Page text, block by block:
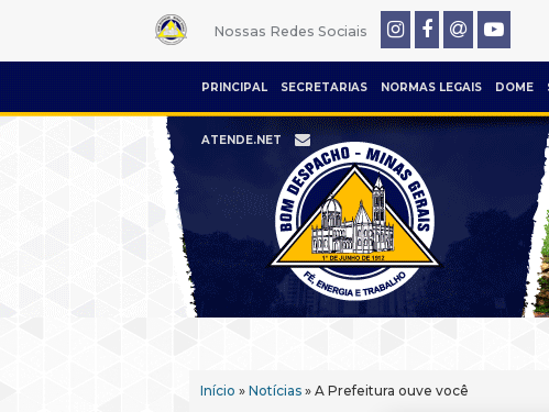
Nossas Redes Sociais
PRINCIPAL SECRETARIAS NORMAS LEGAIS DOME
ATENDE.NET
Início » Notícias » A Prefeitura ouve você